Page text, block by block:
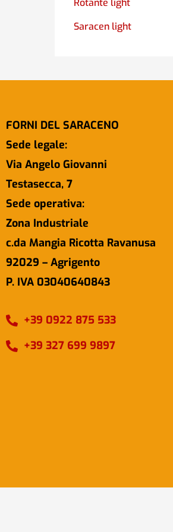
Rotante light
Saracen light
FORNI DEL SARACENO
Sede legale:
Via Angelo Giovanni
Testasecca, 7
Sede operativa:
Zona Industriale
c.da Mangia Ricotta Ravanusa
92029 – Agrigento
P. IVA 03040640843
+39 0922 875 533
+39 327 699 9897